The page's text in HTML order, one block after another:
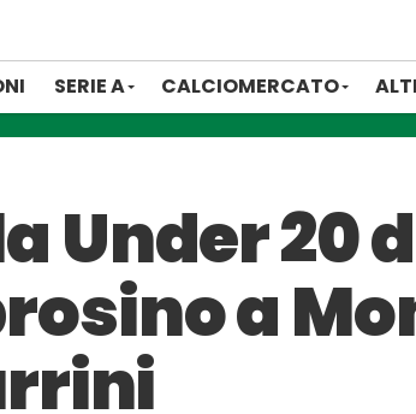
SERIE A CALCIOMERCATO
Under 20
a